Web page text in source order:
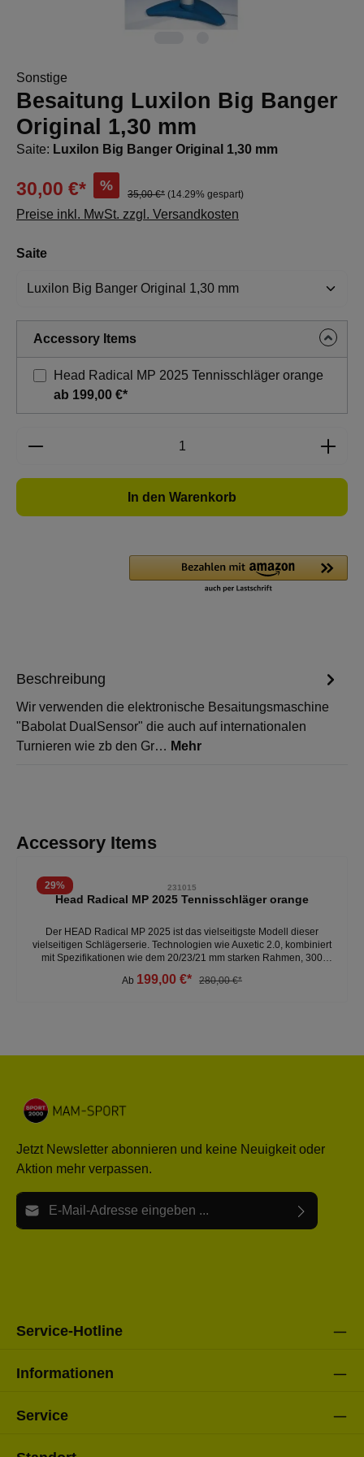
Sonstige
Besaitung Luxilon Big Banger
Original 1,30 mm
Saite: Luxilon Big Banger Original 1,30 mm
30,00 €* %
35,00 €* (14.29% gespart)
Preise inkl. MwSt. zzgl. Versandkosten
Saiteauswählen
Accessory Items
Head Radical MP 2025 Tennisschläger orange
ab 199,00 €*
Produkt Anzahl: Gib den gewünschten
In den Warenkorb
Beschreibung
Wir verwenden die elektronische Besaitungsmaschine
"Babolat DualSensor" die auch auf internationalen
Turnieren wie zb den Gr… Mehr
Produktgalerie überspringen
Accessory Items
29% 231015
Head Radical MP 2025 Tennisschläger orange
Der HEAD Radical MP 2025 ist das vielseitigste Modell dieser
vielseitigen Schlägerserie. Technologien wie Auxetic 2.0, kombiniert
mit Spezifikationen wie dem 20/23/21 mm starken Rahmen, 300
Kopfgröße von 98 Quadratzoll, sorgen für die ultimative Balance
Ab 199,00 €* 280,00 €*
Jetzt Newsletter abonnieren und keine Neuigkeit oder
Aktion mehr verpassen.
E-Mail-Adresse*
Service-Hotline
Informationen
Service